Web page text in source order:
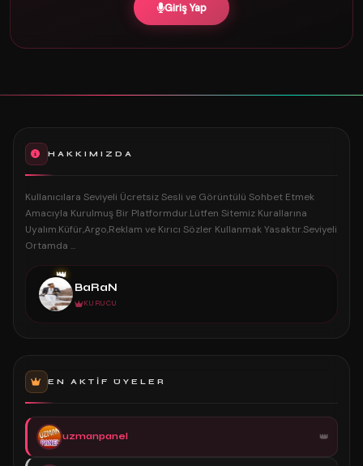
Giriş Yap
HAKKIMIZDA
Kullanıcılara Seviyeli Ücretsiz Sesli ve Görüntülü Sohbet Etmek
Amacıyla Kurulmuş Bir Platformdur.Lütfen Sitemiz Kurallarına
Uyalım.Küfür,Argo,Reklam ve Kırıcı Sözler Kullanmak Yasaktır.Seviyeli
Ortamda ...
👑
BaRaN
KURUCU
EN AKTIF ÜYELER
uzmanpanel